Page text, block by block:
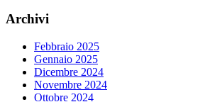
Archivi
Febbraio 2025
Gennaio 2025
Dicembre 2024
Novembre 2024
Ottobre 2024